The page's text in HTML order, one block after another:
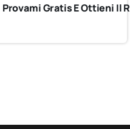
Provami Gratis E Ottieni Il